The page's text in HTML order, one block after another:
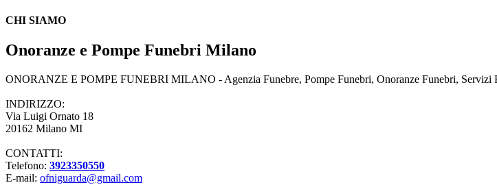
CHI SIAMO
Onoranze e Pompe Funebri Milano
ONORANZE E POMPE FUNEBRI MILANO - Agenzia Funebre, Pompe Funebri, Onoranze Funebri, Servizi
INDIRIZZO:
Via Luigi Ornato 18
20162 Milano MI
CONTATTI:
Telefono: 3923350550
E-mail: ofniguarda@gmail.com